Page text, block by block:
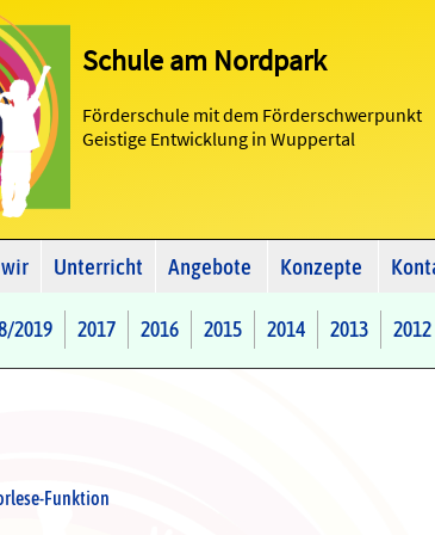
Schule am Nordpark
Förderschule mit dem Förderschwerpunkt
Geistige Entwicklung in Wuppertal
wir Unterricht Angebote Konzepte
2019 2017 2016 2015 2014 2013 2012
Funktion